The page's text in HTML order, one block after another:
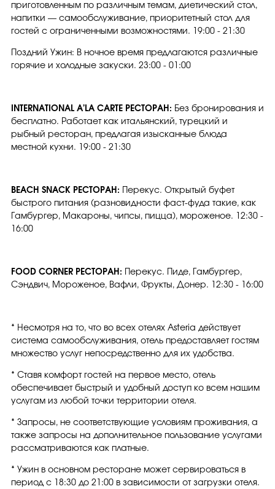
приготовленным по различным темам, диетический стол,
напитки — самообслуживание, приоритетный стол для
гостей с ограниченными возможностями. 19:00 - 21:30
Поздний Ужин: В ночное время предлагаются различные
горячие и холодные закуски. 23:00 - 01:00
INTERNATIONAL A’LA CARTE РЕСТОРАН: Без бронирования и
бесплатно. Работает как итальянский, турецкий и
рыбный ресторан, предлагая изысканные блюда
местной кухни. 19:00 - 21:30
BEACH SNACK РЕСТОРАН: Перекус. Открытый буфет
быстрого питания (разновидности фаст-фуда такие, как
Гамбургер, Макароны, чипсы, пицца), мороженое. 12:30 -
16:00
FOOD CORNER РЕСТОРАН: Перекус. Пиде, Гамбургер,
Сэндвич, Мороженое, Вафли, Фрукты, Донер. 12:30 - 16:00
* Несмотря на то, что во всех отелях Asteria действует
система самообслуживания, отель предоставляет гостям
множество услуг непосредственно для их удобства.
* Ставя комфорт гостей на первое место, отель
обеспечивает быстрый и удобный доступ ко всем нашим
услугам из любой точки территории отеля.
* Запросы, не соответствующие условиям проживания, а
также запросы на дополнительное пользование услугами
рассматриваются как платные.
* Ужин в основном ресторане может сервироваться в
период с 18:30 до 21:00 в зависимости от загрузки отеля.